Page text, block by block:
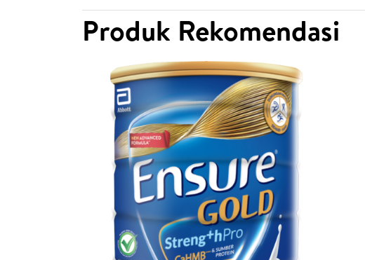
Produk Rekomendasi